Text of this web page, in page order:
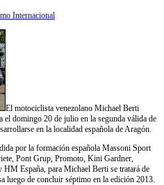
Internacional
El motociclista venezolano Michael Berti
el domingo 20 de julio en la segunda válida de
en la localidad española de Aragón.
por la formación española Massoni Sport
Pont Grup, Promoto, Kini Gardner,
España, para Michael Berti se tratará de
luego de concluir séptimo en la edición 2013.